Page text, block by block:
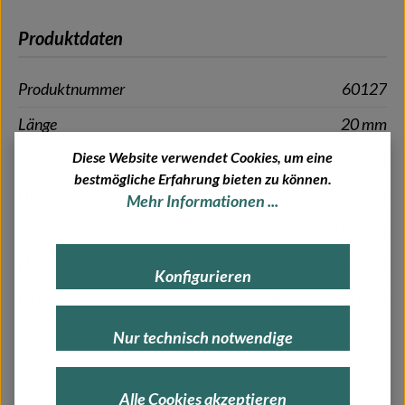
Produktdaten
Produktnummer
60127
Länge
20 mm
Diese Website verwendet Cookies, um eine
bestmögliche Erfahrung bieten zu können.
Mehr Informationen ...
Alle Cookies akzeptieren
Konfigurieren
Nur technisch notwendige